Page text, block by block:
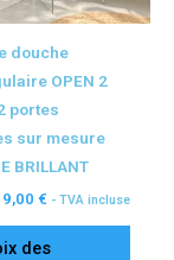
douche
OPEN 2
portes
sur mesure
BRILLANT
€ - TVA incluse
des